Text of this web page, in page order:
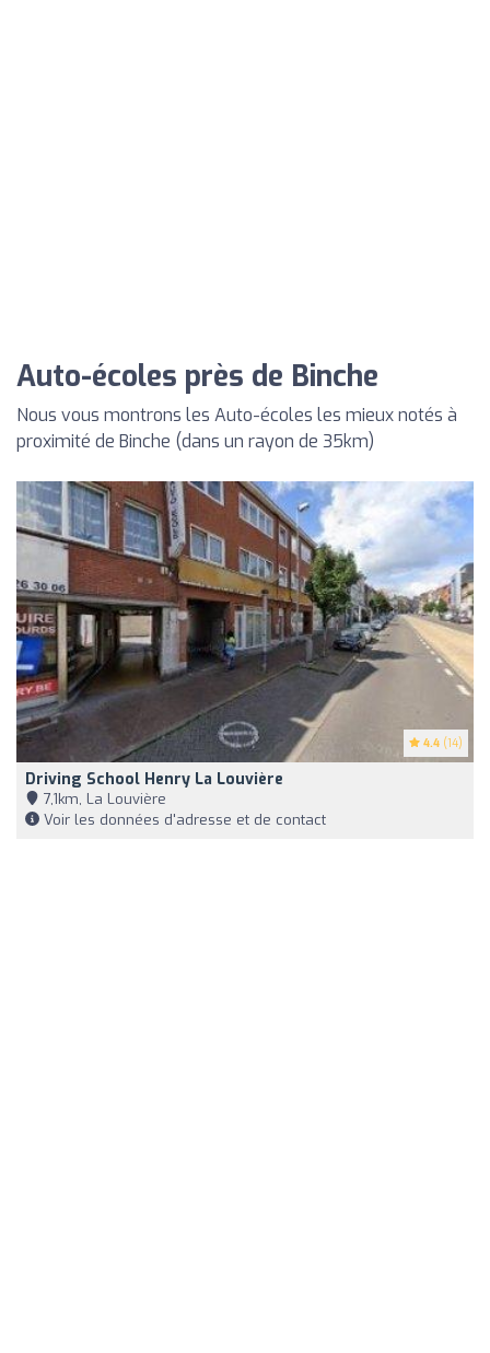
Auto-écoles près de Binche
Nous vous montrons les Auto-écoles les mieux notés à
proximité de Binche (dans un rayon de 35km)
4.4 (14)
Driving School Henry La Louvière
7,1km, La Louvière
Voir les données d'adresse et de contact